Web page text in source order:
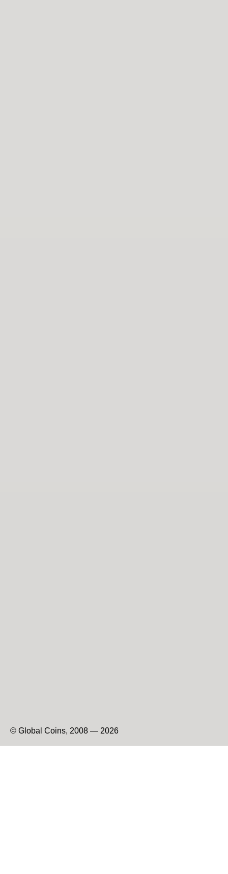
© Global Coins, 2008 — 2026